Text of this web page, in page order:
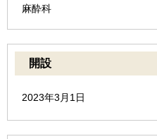
麻酔科
開設
2023年3月1日